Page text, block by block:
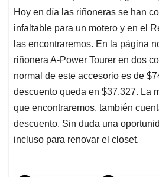
Hoy en día las riñoneras se han
infaltable para un motero y en el
las encontraremos. En la página
riñonera A-Power Tourer en dos
normal de este accesorio es de
descuento queda en $37.327. La
que encontraremos, también
descuento. Sin duda una
incluso para renovar el closet.